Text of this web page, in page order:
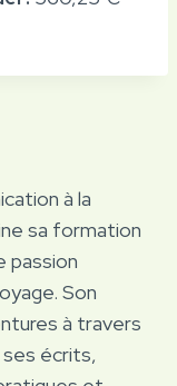
à la
sa formation
passion
Son
à travers
écrits,